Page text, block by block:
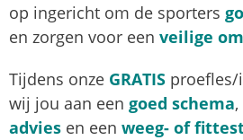
op ingericht om de sporters
en zorgen voor een veilige
Tijdens onze GRATIS proefles/
wij jou aan een goed schema,
advies en een weeg- of